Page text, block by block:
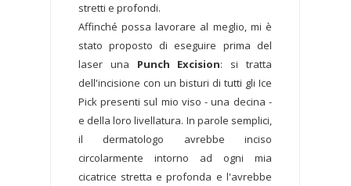
stretti e profondi.
Affinché possa lavorare al meglio, mi è
stato proposto di eseguire prima del
laser una Punch Excision: si tratta
dell'incisione con un bisturi di tutti gli Ice
Pick presenti sul mio viso - una decina -
e della loro livellatura. In parole semplici,
il dermatologo avrebbe inciso
circolarmente intorno ad ogni mia
cicatrice stretta e profonda e l'avrebbe